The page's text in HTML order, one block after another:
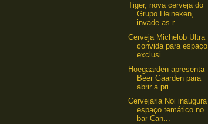
Tiger, nova cerveja do
Grupo Heineken,
invade as r...
Cerveja Michelob Ultra
convida para espaço
exclusi...
Hoegaarden apresenta
Beer Gaarden para
abrir a pri...
Cervejaria Noi inaugura
espaço temático no
bar Can...